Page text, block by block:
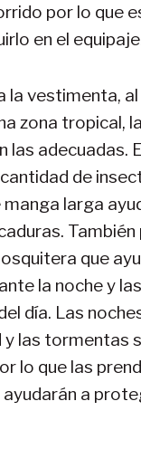
por lo que
en el
la vestimenta, al
zona tropical,
las adecuadas.
de
larga
También
que
la noche y
día. Las
y las tormentas
lo que las
a